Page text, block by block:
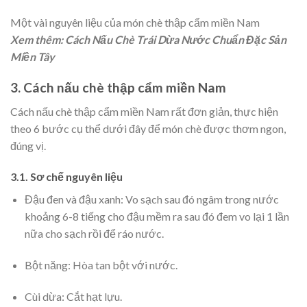
Một vài nguyên liệu của món chè thập cẩm miền Nam
Xem thêm:Cách Nấu Chè Trái Dừa Nước Chuẩn Đặc Sản
Miền Tây
3. Cách nấu chè thập cẩm miền Nam
Cách nấu chè thập cẩm miền Nam rất đơn giản, thực hiện
theo 6 bước cụ thể dưới đây để món chè được thơm ngon,
đúng vị.
3.1. Sơ chế nguyên liệu
Đậu đen và đậu xanh: Vo sạch sau đó ngâm trong nước
khoảng 6-8 tiếng cho đậu mềm ra sau đó đem vo lại 1 lần
nữa cho sạch rồi để ráo nước.
Bột năng: Hòa tan bột với nước.
Cùi dừa: Cắt hạt lựu.